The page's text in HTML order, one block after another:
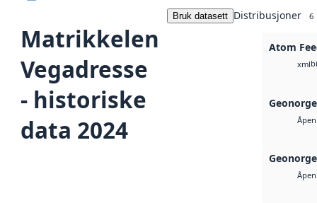
Matrikkelen
Vegadresse
- historiske
data 2024
Bruk datasett Distribusjoner 6
Atom
xml